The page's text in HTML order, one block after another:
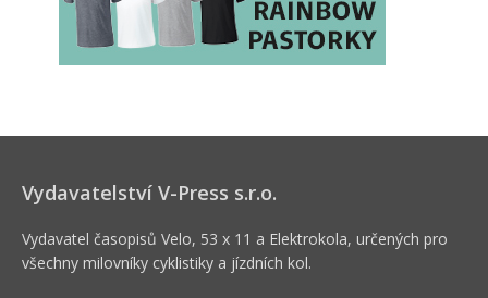
Vydavatelství V-Press s.r.o.
Vydavatel časopisů Velo, 53 x 11 a Elektrokola, určených pro
všechny milovníky cyklistiky a jízdních kol.